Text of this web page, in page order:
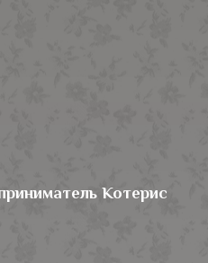
Котерис